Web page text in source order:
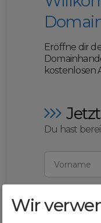
Eröffne dir
kostenlosen
Du hast
Vorname
E-Mail
Wir